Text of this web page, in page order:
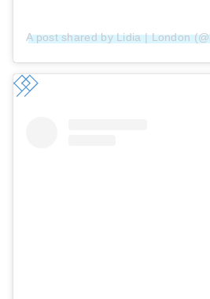
A post shared by Lidia | London